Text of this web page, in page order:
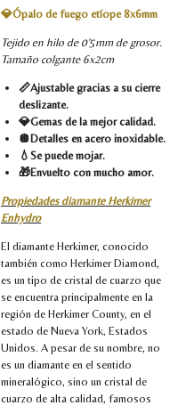
💎Ópalo de fuego etíope 8x6mm
Tejido en hilo de 0'5mm de grosor.
Tamaño colgante 6x2cm
📏Ajustable gracias a su cierre
deslizante.
💎Gemas de la mejor calidad.
🪩Detalles en acero inoxidable.
💧Se puede mojar.
🎁Envuelto con mucho amor.
Propiedades diamante Herkimer
Enhydro
El diamante Herkimer, conocido
también como Herkimer Diamond,
es un tipo de cristal de cuarzo que
se encuentra principalmente en la
región de Herkimer County, en el
estado de Nueva York, Estados
Unidos. A pesar de su nombre, no
es un diamante en el sentido
mineralógico, sino un cristal de
cuarzo de alta calidad, famosos